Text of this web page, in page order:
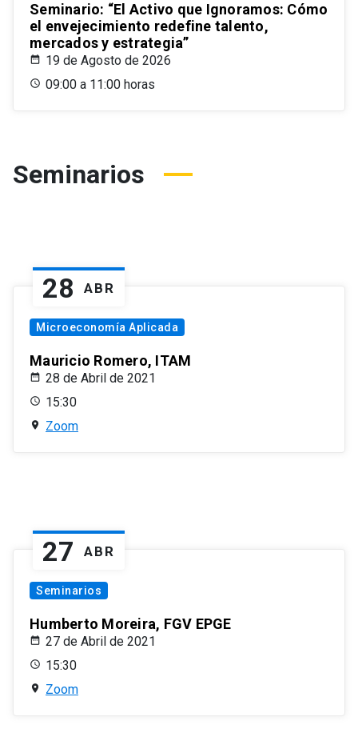
Seminario: “El Activo que Ignoramos: Cómo
el envejecimiento redefine talento,
mercados y estrategia”
19 de Agosto de 2026
09:00 a 11:00 horas
Seminarios
28 ABR
Microeconomía Aplicada
Mauricio Romero, ITAM
28 de Abril de 2021
15:30
Zoom
27 ABR
Seminarios
Humberto Moreira, FGV EPGE
27 de Abril de 2021
15:30
Zoom